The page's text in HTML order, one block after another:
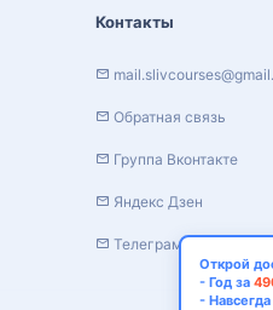
Контакты
Обратная связь
Группа Вконтакте
Яндекс Дзен
Телеграм канал
Открой
- Год за
- Навсегда